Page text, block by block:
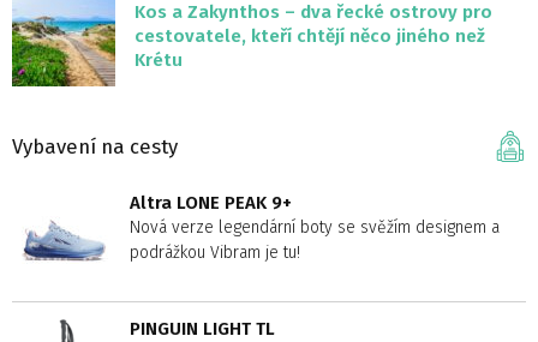
Kos a Zakynthos – dva řecké ostrovy pro
cestovatele, kteří chtějí něco jiného než
Krétu
Vybavení na cesty
Altra LONE PEAK 9+
Nová verze legendární boty se svěžím designem a
podrážkou Vibram je tu!
PINGUIN LIGHT TL